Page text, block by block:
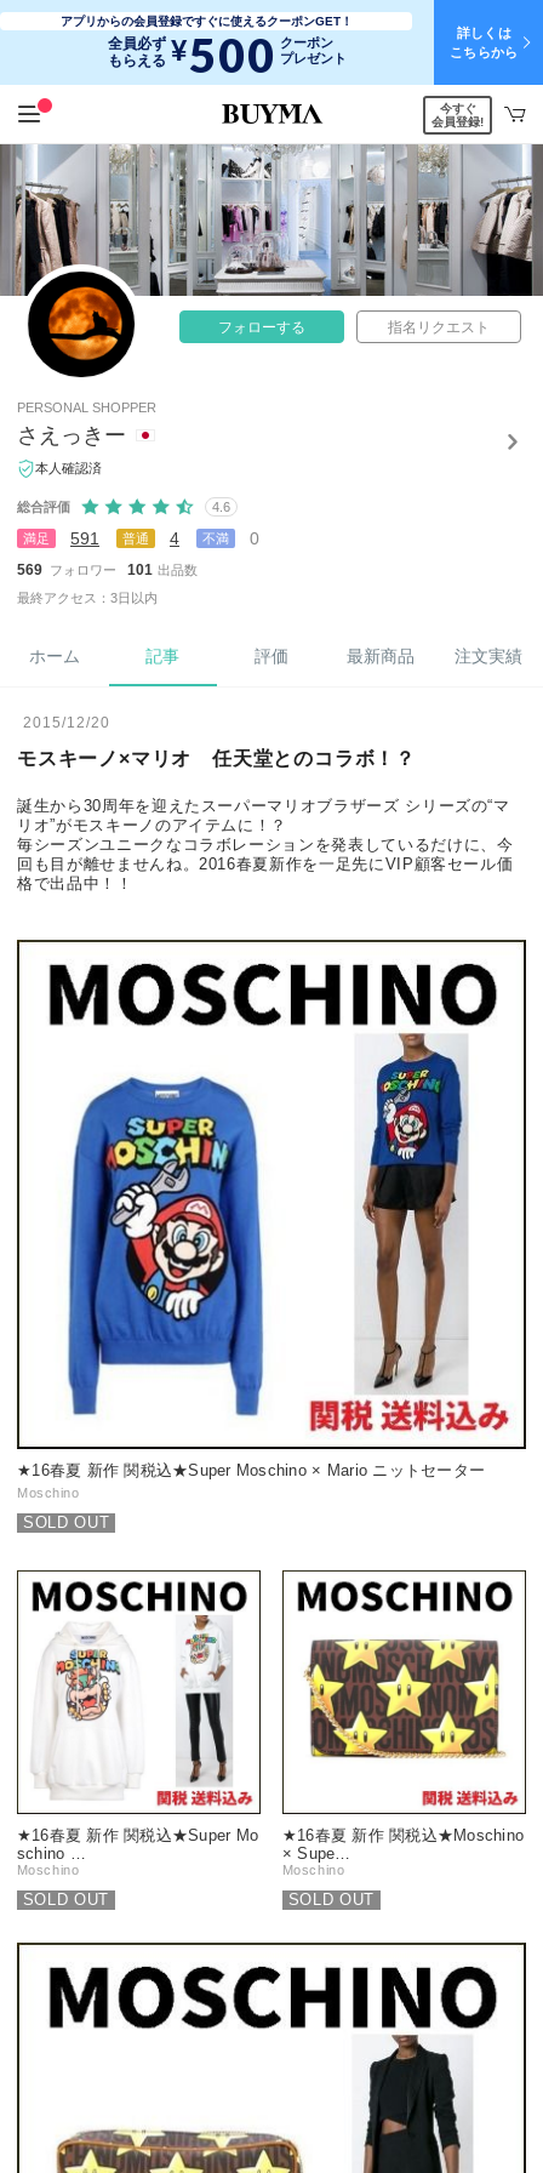
アプリからの会員登録ですぐに使えるクーポンGET！
全員必ず
もらえる ¥500 クーポン
プレゼント
詳しくは
こちらから
今すぐ
会員登録!
フォローする 指名リクエスト
PERSONAL SHOPPER
さえっきー
本人確認済
総合評価 4.6
満足 591 普通 4 不満 0
569 フォロワー 101 出品数
最終アクセス：3日以内
ホーム 記事 評価 最新商品 注文実績
2015/12/20
モスキーノ×マリオ 任天堂とのコラボ！？
誕生から30周年を迎えたスーパーマリオブラザーズ シリーズの“マ
リオ”がモスキーノのアイテムに！？
毎シーズンユニークなコラボレーションを発表しているだけに、今
回も目が離せませんね。2016春夏新作を一足先にVIP顧客セール価
格で出品中！！
★16春夏 新作 関税込★Super Moschino × Mario ニットセーター
Moschino
SOLD OUT
★16春夏 新作 関税込★Super Mo
schino …
Moschino
SOLD OUT
★16春夏 新作 関税込★Moschino
× Supe…
Moschino
SOLD OUT